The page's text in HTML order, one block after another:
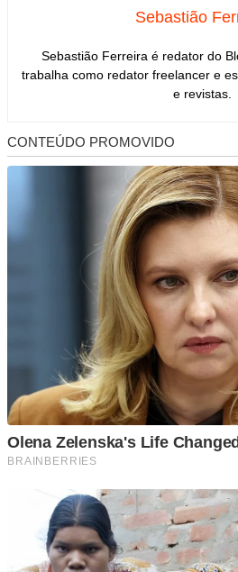
Sebastião
Sebastião Ferreira é redator do
trabalha como redator freelancer e
e revistas.